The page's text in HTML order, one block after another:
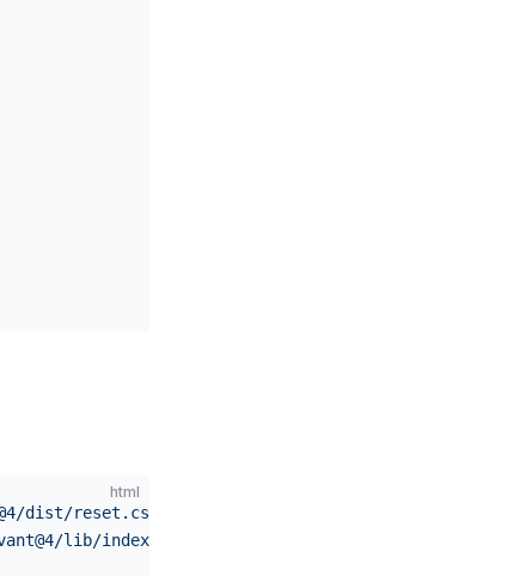
html
dist/reset.css"
lib/index.css"